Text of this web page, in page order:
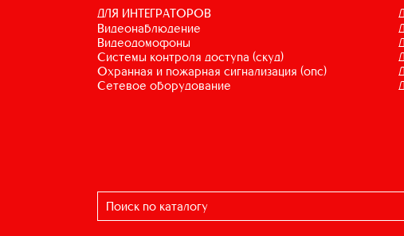
ДЛЯ ИНТЕГРАТОРОВ
видеонаблюдение
видеодомофоны
системы контроля доступа (скуд)
охранная и пожарная сигнализация (опс)
сетевое оборудование